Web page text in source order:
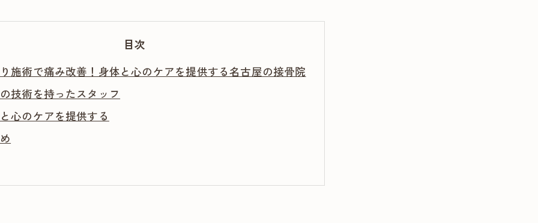
目次
施術で痛み改善！身体と心のケアを提供する名古屋の接骨院
技術を持ったスタッフ
心のケアを提供する